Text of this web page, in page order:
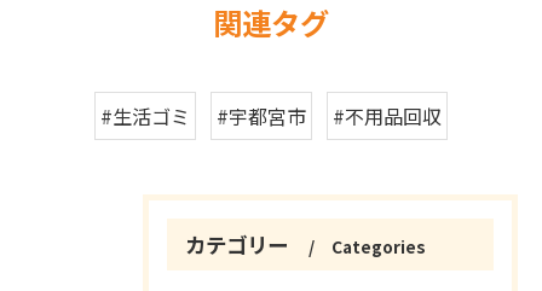
関連タグ
#生活ゴミ #宇都宮市 #不用品回収
カテゴリー Categories